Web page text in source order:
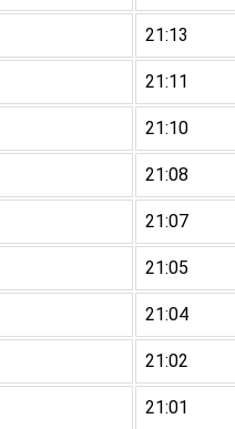
21:13
21:11
21:10
21:08
21:07
21:05
21:04
21:02
21:01